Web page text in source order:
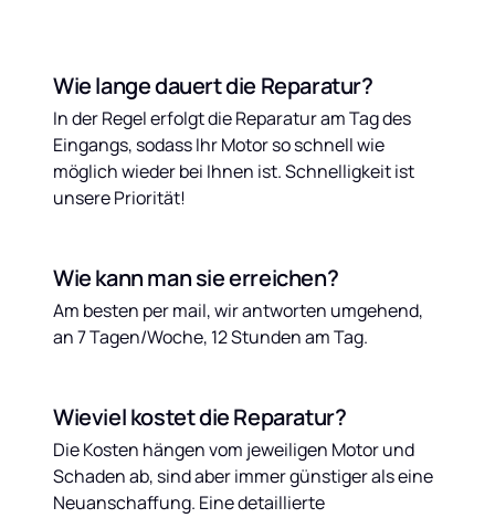
Wie lange dauert die Reparatur?
In der Regel erfolgt die Reparatur am Tag des
Eingangs, sodass Ihr Motor so schnell wie
möglich wieder bei Ihnen ist. Schnelligkeit ist
unsere Priorität!
Wie kann man sie erreichen?
Am besten per mail, wir antworten umgehend,
an 7 Tagen/Woche, 12 Stunden am Tag.
Wieviel kostet die Reparatur?
Die Kosten hängen vom jeweiligen Motor und
Schaden ab, sind aber immer günstiger als eine
Neuanschaffung. Eine detaillierte